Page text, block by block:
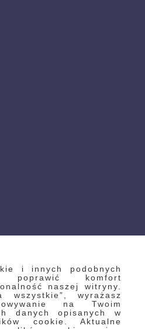
i innych podobnych
poprawić komfort
naszej witryny.
wszystkie”, wyrażasz
na Twoim
danych opisanych w
cookie. Aktualne
cookie